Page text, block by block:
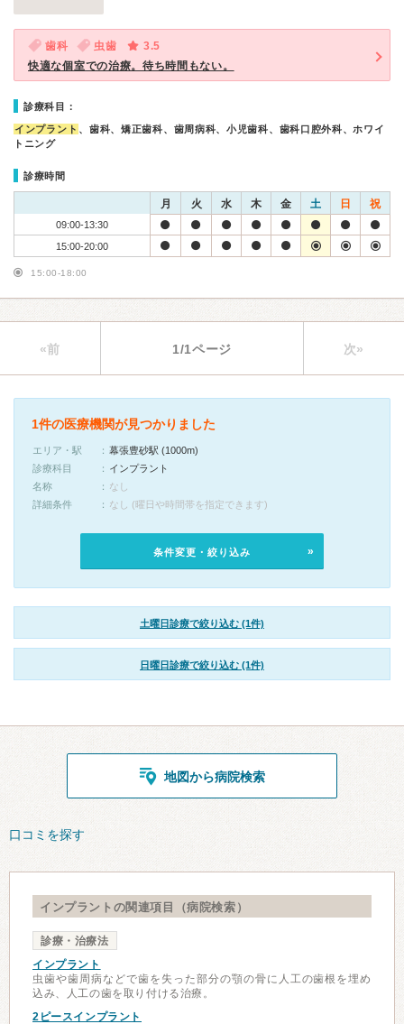
歯科 虫歯
3.5
快適な個室での治療。待ち時間もない。
診療科目：
インプラント 、歯科、矯正歯科、歯周病科、小児歯科、歯科口腔外科、ホワイ
トニング
診療時間
月 火 水 木 金 土 日 祝
09:00-13:30
15:00-20:00
15:00-18:00
«前 1/1ページ 次»
1件の医療機関が見つかりました
エリア・駅
幕張豊砂駅 (1000m)
診療科目
インプラント
名称
なし
詳細条件
なし (曜日や時間帯を指定できます)
条件変更・絞り込み
土曜日診療で絞り込む (1件)
日曜日診療で絞り込む (1件)
地図から病院検索
口コミを探す
インプラントの関連項目（病院検索）
診療・治療法
インプラント
虫歯や歯周病などで歯を失った部分の顎の骨に人工の歯根を埋め
込み、人工の歯を取り付ける治療。
2ピースインプラント